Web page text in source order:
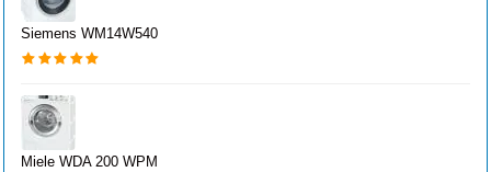
Siemens WM14W540
Miele WDA 200 WPM